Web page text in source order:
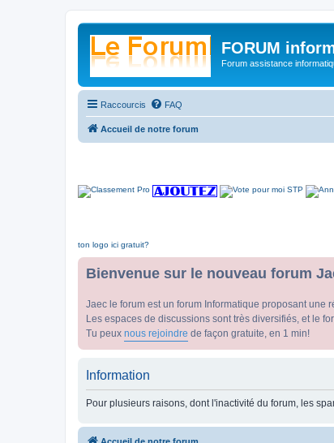
FORUM
Forum assistance
Raccourcis FAQ
Accueil de notre forum
ton logo ici gratuit?
Bienvenue sur le nouveau forum
Jaec le forum est un forum Informatique proposant une
Les espaces de discussions sont très diversifiés, et le
Tu peux nous rejoindre de façon gratuite, en 1 min!
Information
Pour plusieurs raisons, dont l'inactivité du forum, les
Accueil de notre forum